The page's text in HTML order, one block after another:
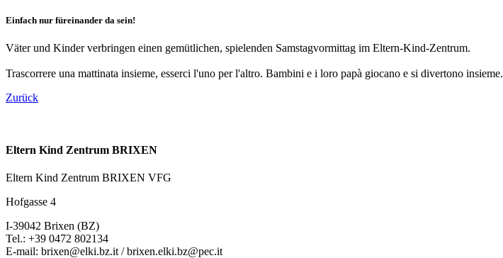
Einfach nur füreinander da sein!
Väter und Kinder verbringen einen gemütlichen, spielenden Samstagvormittag im Eltern-Kind-Zentrum.
Trascorrere una mattinata insieme, esserci l'uno per l'altro. Bambini e i loro papà giocano e si divertono insieme.
Zurück
Eltern Kind Zentrum BRIXEN
Eltern Kind Zentrum BRIXEN VFG
Hofgasse 4
I-39042 Brixen (BZ)
Tel.: +39 0472 802134
E-mail: brixen@elki.bz.it / brixen.elki.bz@pec.it